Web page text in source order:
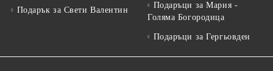
Подарък за Свети Валентин
Подаръци за Мария -
Голяма Богородица
Подаръци за Гергьовден